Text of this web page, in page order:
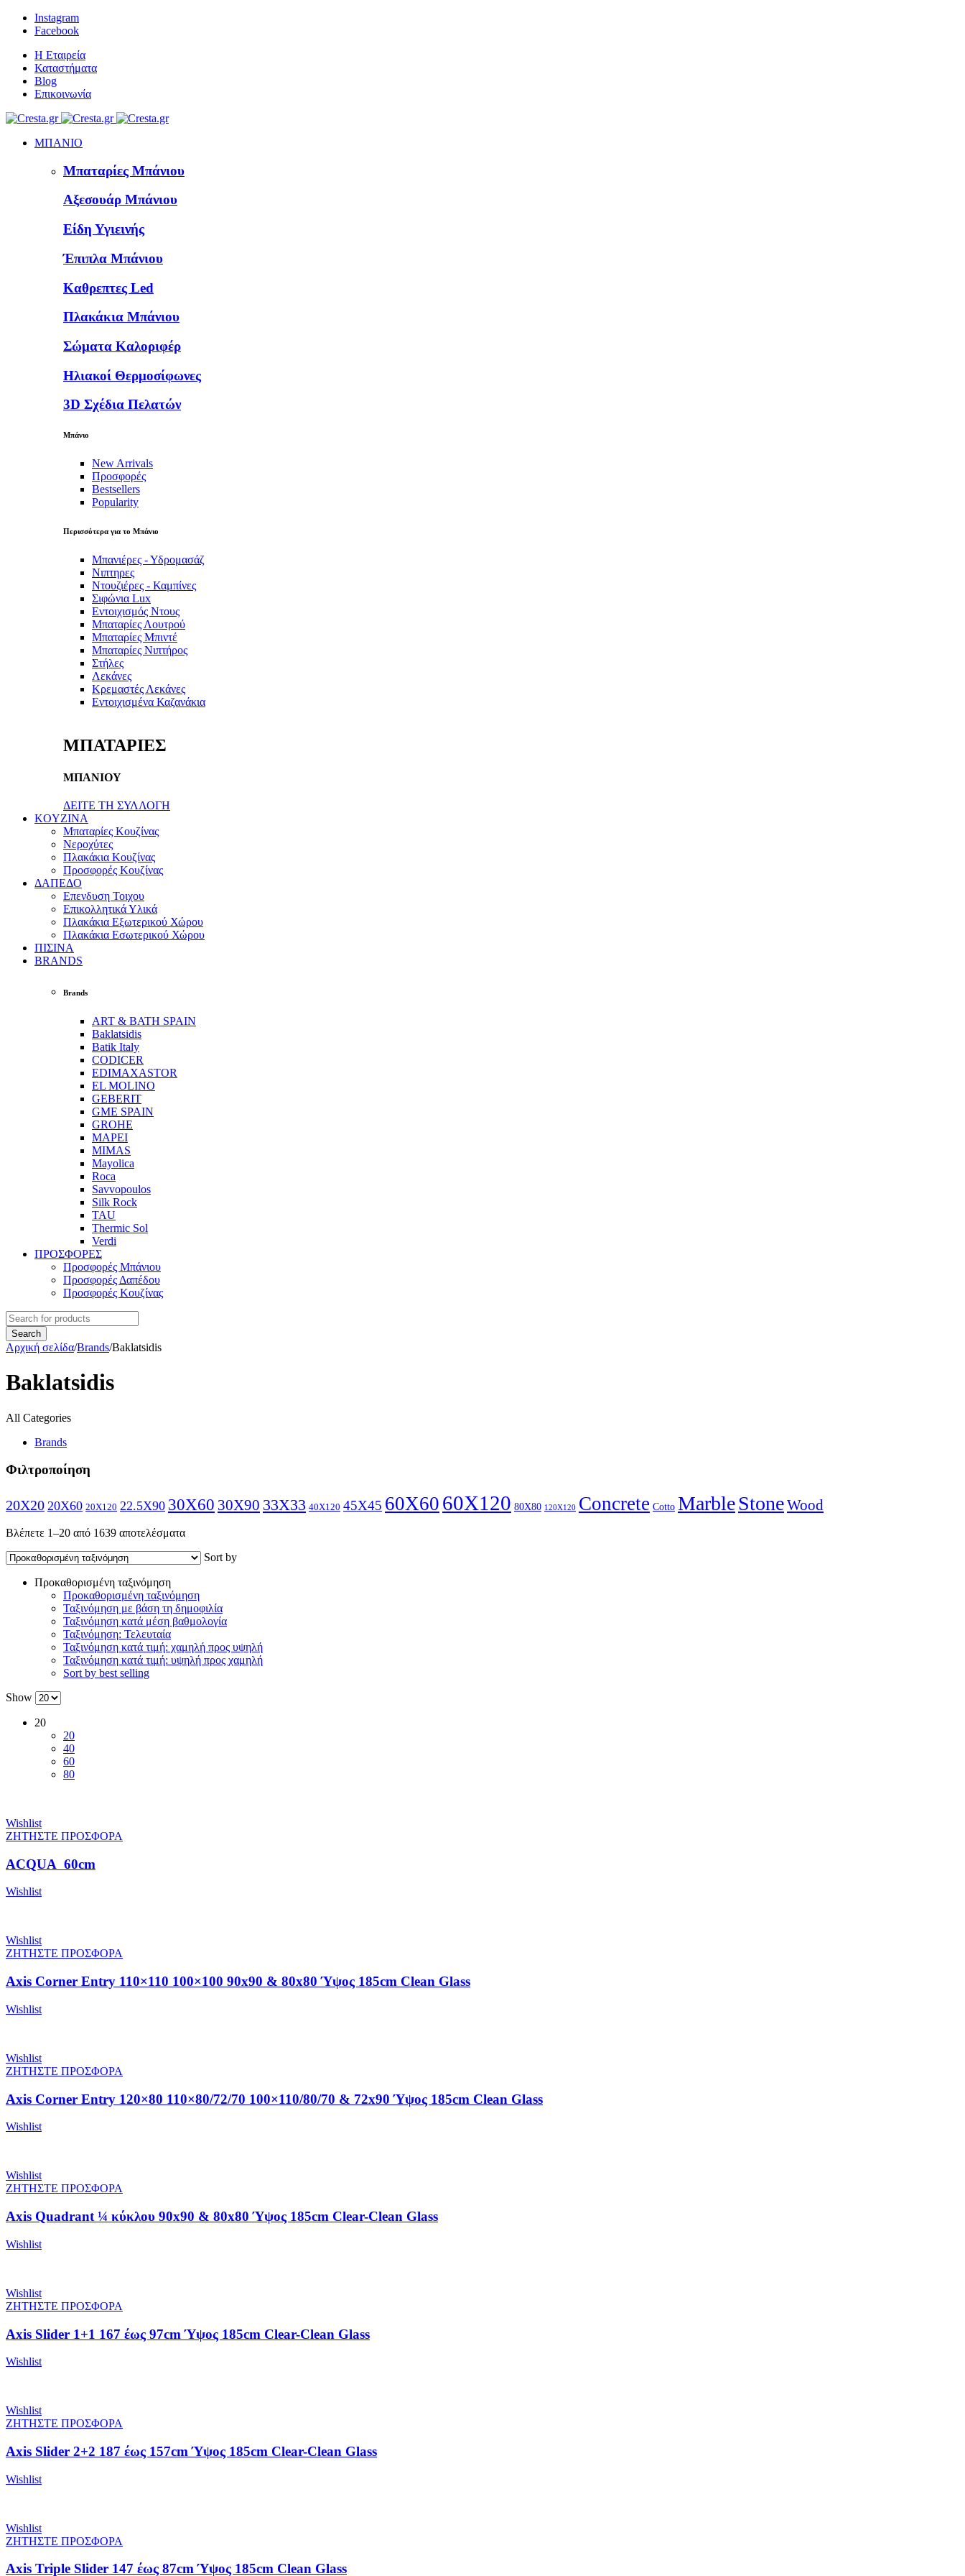
Instagram
Facebook
Η Εταιρεία
Καταστήματα
Blog
Επικοινωνία
ΜΠΑΝΙΟ
Μπαταρίες Μπάνιου
Αξεσουάρ Μπάνιου
Είδη Υγιεινής
Έπιπλα Μπάνιου
Καθρεπτες Led
Πλακάκια Μπάνιου
Σώματα Καλοριφέρ
Ηλιακοί Θερμοσίφωνες
3D Σχέδια Πελατών
Μπάνιο
New Arrivals
Προσφορές
Bestsellers
Popularity
Περισσότερα για το Μπάνιο
Μπανιέρες - Υδρομασάζ
Νιπτηρες
Ντουζιέρες - Καμπίνες
Σιφώνια Lux
Εντοιχισμός Ντους
Μπαταρίες Λουτρού
Μπαταρίες Μπιντέ
Μπαταρίες Νιπτήρος
Στήλες
Λεκάνες
Κρεμαστές Λεκάνες
Εντοιχισμένα Καζανάκια
ΜΠΑΤΑΡΙΕΣ
ΜΠΑΝΙΟΥ
ΔΕΙΤΕ ΤΗ ΣΥΛΛΟΓΗ
KOYZINA
Μπαταρίες Κουζίνας
Νεροχύτες
Πλακάκια Κουζίνας
Προσφορές Κουζίνας
ΔΑΠΕΔΟ
Επενδυση Τοιχου
Επικολλητικά Υλικά
Πλακάκια Εξωτερικού Χώρου
Πλακάκια Εσωτερικού Χώρου
ΠΙΣΙΝΑ
BRANDS
Brands
ART & BATH SPAIN
Baklatsidis
Batik Italy
CODICER
EDIMAXASTOR
EL MOLINO
GEBERIT
GME SPAIN
GROHE
MAPEI
MIMAS
Mayolica
Roca
Savvopoulos
Silk Rock
TAU
Thermic Sol
Verdi
ΠΡΟΣΦΟΡΕΣ
Προσφορές Μπάνιου
Προσφορές Δαπέδου
Προσφορές Κουζίνας
Αρχική σελίδα/Brands/Baklatsidis
Baklatsidis
All Categories
Brands
Φιλτροποίηση
20X20 20X60 20X120 22.5X90 30X60 30X90 33X33 40X120 45X45 60X60 60X120 80X80 120X120 Concrete Cotto MarbleStoneWood
Βλέπετε 1–20 από 1639 αποτελέσματα
Sort by
Προκαθορισμένη ταξινόμηση
Προκαθορισμένη ταξινόμηση
Ταξινόμηση με βάση τη δημοφιλία
Ταξινόμηση κατά μέση βαθμολογία
Ταξινόμηση: Τελευταία
Ταξινόμηση κατά τιμή: χαμηλή προς υψηλή
Ταξινόμηση κατά τιμή: υψηλή προς χαμηλή
Sort by best selling
Show
20
20
40
60
80
Wishlist
ΖΗΤΗΣΤΕ ΠΡΟΣΦΟΡΑ
ACQUA 60cm
Wishlist
Wishlist
ΖΗΤΗΣΤΕ ΠΡΟΣΦΟΡΑ
Axis Corner Entry 110×110 100×100 90x90 & 80x80 Ύψος 185cm Clean Glass
Wishlist
Wishlist
ΖΗΤΗΣΤΕ ΠΡΟΣΦΟΡΑ
Axis Corner Entry 120×80 110×80/72/70 100×110/80/70 & 72x90 Ύψος 185cm Clean Glass
Wishlist
Wishlist
ΖΗΤΗΣΤΕ ΠΡΟΣΦΟΡΑ
Axis Quadrant ¼ κύκλου 90x90 & 80x80 Ύψος 185cm Clear-Clean Glass
Wishlist
Wishlist
ΖΗΤΗΣΤΕ ΠΡΟΣΦΟΡΑ
Axis Slider 1+1 167 έως 97cm Ύψος 185cm Clear-Clean Glass
Wishlist
Wishlist
ΖΗΤΗΣΤΕ ΠΡΟΣΦΟΡΑ
Axis Slider 2+2 187 έως 157cm Ύψος 185cm Clear-Clean Glass
Wishlist
Wishlist
ΖΗΤΗΣΤΕ ΠΡΟΣΦΟΡΑ
Axis Triple Slider 147 έως 87cm Ύψος 185cm Clean Glass